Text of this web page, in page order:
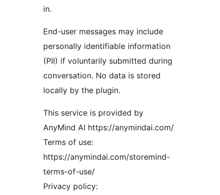
in.
End-user messages may include
personally identifiable information
(PII) if voluntarily submitted during
conversation. No data is stored
locally by the plugin.
This service is provided by
AnyMind AI https://anymindai.com/
Terms of use:
https://anymindai.com/storemind-
terms-of-use/
Privacy policy: